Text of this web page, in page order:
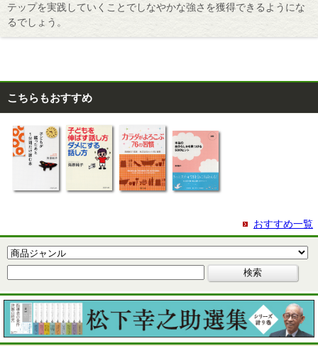
テップを実践していくことでしなやかな強さを獲得できるようにな
るでしょう。
こちらもおすすめ
おすすめ一覧